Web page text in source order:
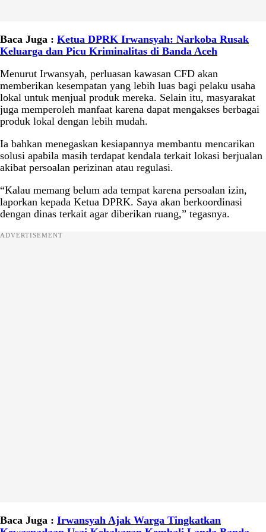
Baca Juga : Ketua DPRK Irwansyah: Narkoba Rusak
Keluarga dan Picu Kriminalitas di Banda Aceh
Menurut Irwansyah, perluasan kawasan CFD akan
memberikan kesempatan yang lebih luas bagi pelaku usaha
lokal untuk menjual produk mereka. Selain itu, masyarakat
juga memperoleh manfaat karena dapat mengakses berbagai
produk lokal dengan lebih mudah.
Ia bahkan menegaskan kesiapannya membantu mencarikan
solusi apabila masih terdapat kendala terkait lokasi berjualan
akibat persoalan perizinan atau regulasi.
“Kalau memang belum ada tempat karena persoalan izin,
laporkan kepada Ketua DPRK. Saya akan berkoordinasi
dengan dinas terkait agar diberikan ruang,” tegasnya.
ADVERTISEMENT
Baca Juga : Irwansyah Ajak Warga Tingkatkan